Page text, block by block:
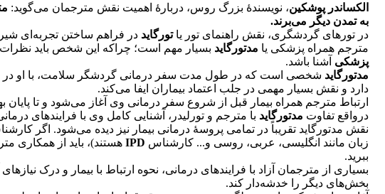
الکساندر پوشکین، نویسندۀ بزرگ روس، دربارۀ اهمیت نقش مترجمان می‌گوید:
به تمدن دیگر می‌برند.
در تورهای گردشگری، نقش راهنمای تور یاتورگاید در فراهم ساختن تجربه‌ای
مترجم همراه پزشکی یا مدتورگاید بسیار مهم است؛ چراکه این شخص باید نظرات
پزشکی آشنا باشد.
مدتورگاید شخصی است که در طول مدت سفر درمانی گردشگر سلامت، با او در
دارد و نقش بسیار مهمی در جلب‌ اعتماد بیماران ایفا می‌کند.
ارتباط مترجم همراه بیمار قبل از شروع سفر درمانی وی آغاز می‌شود و تا پایان
درواقع تفاوت مدتورگاید با مترجم و تورلیدر، آشنایی کامل وی با فرایندهای
نقش مدتورگاید تقریباً در تمامی پروسۀ درمانی بیمار نیز دیده می‌شود. اگر
زبان مانند انگلیسی، عربی، روسی و... کارشناس
هستند)، باید از همکاری
ببرید.
بسیاری از مترجمان آزاد با فرایندهای درمانی، نحوه ارتباط با بیمار و درک
بخش‌های دیگر را خدشه‌دار کند.